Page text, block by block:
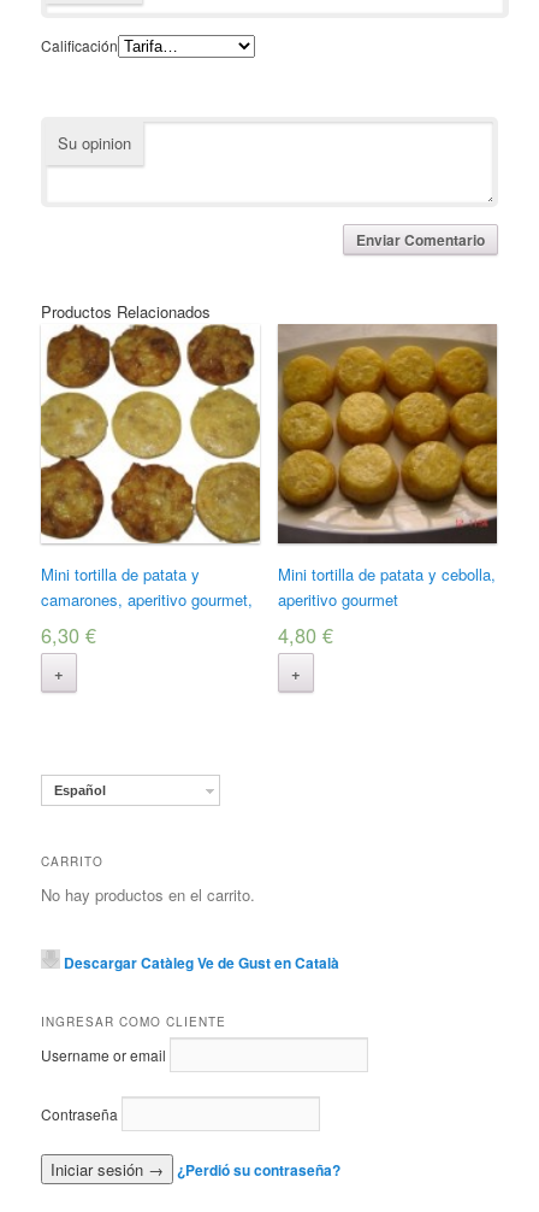
Calificación
Su opinion
Productos Relacionados
Mini tortilla de patata y
camarones, aperitivo gourmet,
6,30 €
+
Mini tortilla de patata y cebolla,
aperitivo gourmet
4,80 €
+
Español
CARRITO
No hay productos en el carrito.
Descargar Catàleg Ve de Gust en Català
INGRESAR COMO CLIENTE
Username or email
Contraseña
¿Perdió su contraseña?